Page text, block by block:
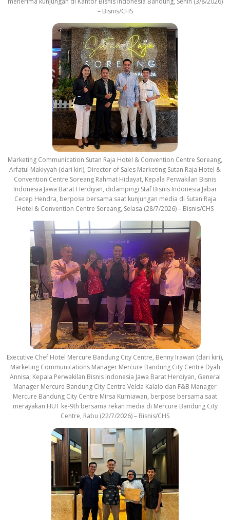
– Bisnis/CHS
Marketing Communication Sutan Raja Hotel & Convention Centre Soreang,
Arfatul Makiyyah (dari kiri), Director of Sales Marketing Sutan Raja Hotel &
Convention Centre Soreang Rahmat Hidayat, Kepala Perwakilan Bisnis
Indonesia Jawa Barat Herdiyan, didampingi Staf Bisnis Indonesia Jabar
Cecep Hendra, berpose bersama saat kunjungan media di Sutan Raja
Hotel & Convention Centre Soreang, Selasa (28/7/2026) – Bisnis/CHS
Executive Chef Hotel Mercure Bandung City Centre, Benny Irawan (dari kiri),
Marketing Communications Manager Mercure Bandung City Centre Dyah
Annisa, Kepala Perwakilan Bisnis Indonesia Jawa Barat Herdiyan, General
Manager Mercure Bandung City Centre Velda Kalalo dan F&B Manager
Mercure Bandung City Centre Mirsa Kurniawan, berpose bersama saat
merayakan HUT ke-9th bersama rekan media di Mercure Bandung City
Centre, Rabu (22/7/2026) – Bisnis/CHS